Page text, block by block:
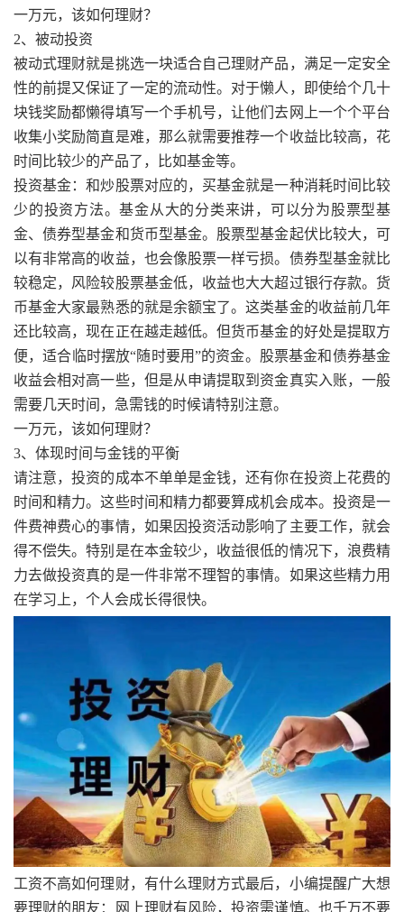
一万元，该如何理财？
2、被动投资
被动式理财就是挑选一块适合自己理财产品，满足一定安全
性的前提又保证了一定的流动性。对于懒人，即使给个几十
块钱奖励都懒得填写一个手机号，让他们去网上一个个平台
收集小奖励简直是难，那么就需要推荐一个收益比较高，花
时间比较少的产品了，比如基金等。
投资基金：和炒股票对应的，买基金就是一种消耗时间比较
少的投资方法。基金从大的分类来讲，可以分为股票型基
金、债券型基金和货币型基金。股票型基金起伏比较大，可
以有非常高的收益，也会像股票一样亏损。债券型基金就比
较稳定，风险较股票基金低，收益也大大超过银行存款。货
币基金大家最熟悉的就是余额宝了。这类基金的收益前几年
还比较高，现在正在越走越低。但货币基金的好处是提取方
便，适合临时摆放“随时要用”的资金。股票基金和债券基金
收益会相对高一些，但是从申请提取到资金真实入账，一般
需要几天时间，急需钱的时候请特别注意。
一万元，该如何理财？
3、体现时间与金钱的平衡
请注意，投资的成本不单单是金钱，还有你在投资上花费的
时间和精力。这些时间和精力都要算成机会成本。投资是一
件费神费心的事情，如果因投资活动影响了主要工作，就会
得不偿失。特别是在本金较少，收益很低的情况下，浪费精
力去做投资真的是一件非常不理智的事情。如果这些精力用
在学习上，个人会成长得很快。
工资不高如何理财，有什么理财方式最后，小编提醒广大想
要理财的朋友：网上理财有风险，投资需谨慎。也千万不要